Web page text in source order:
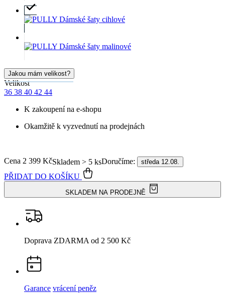
Jakou mám velikost?
Velikost
36 38 40 42 44
K zakoupení na e-shopu
Okamžitě k vyzvednutí na prodejnách
Skladem > 5 ksDoručíme: středa 12.08.
Cena 2 399 Kč
PŘIDAT DO KOŠÍKU
SKLADEM NA PRODEJNĚ
Doprava ZDARMA od 2 500 Kč
Garance vrácení peněz